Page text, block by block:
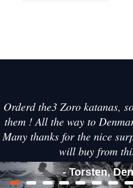
Orderd the3 Zoro katanas,
them ! All the way to
Many thanks for the nice
will buy from
- Torsten,